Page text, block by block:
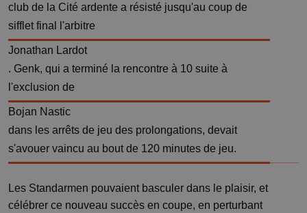
club de la Cité ardente a résisté jusqu'au coup de
sifflet final l'arbitre
Jonathan Lardot
. Genk, qui a terminé la rencontre à 10 suite à
l'exclusion de
Bojan Nastic
dans les arrêts de jeu des prolongations, devait
s'avouer vaincu au bout de 120 minutes de jeu.
Les Standarmen pouvaient basculer dans le plaisir, et
célébrer ce nouveau succès en coupe, en perturbant